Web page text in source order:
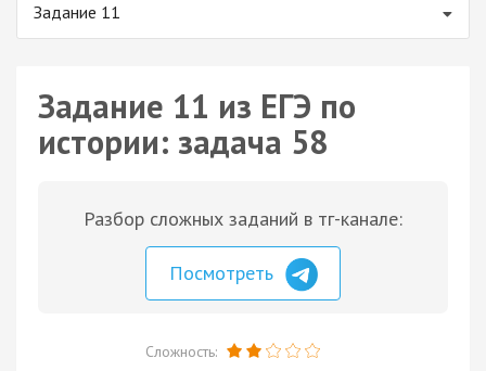
Задание 11
Задание 11 из ЕГЭ по
истории: задача 58
Разбор сложных заданий в тг-канале:
Посмотреть
Сложность: